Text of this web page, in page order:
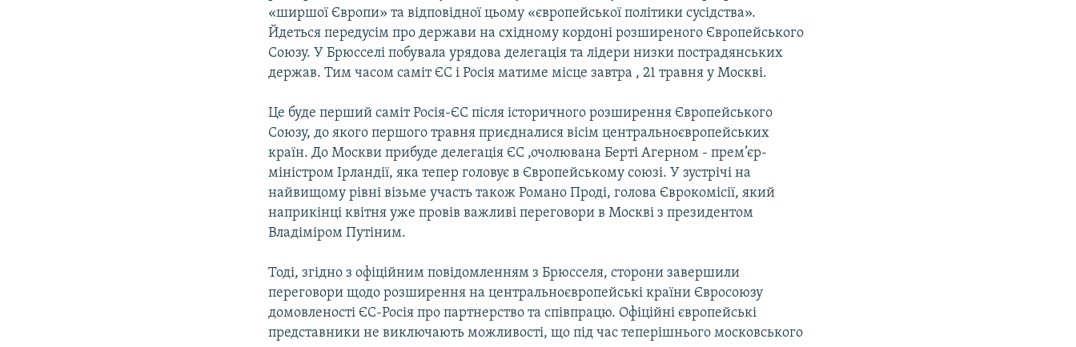
«ширшої Європи» та відповідної цьому «європейської політики сусідства».
Йдеться передусім про держави на східному кордоні розширеного Європейського
Союзу. У Брюсселі побувала урядова делегація та лідери низки пострадянських
держав. Тим часом саміт ЄС і Росія матиме місце завтра , 21 травня у Москві.
Це буде перший саміт Росія-ЄС після історичного розширення Європейського
Союзу, до якого першого травня приєдналися вісім центральноєвропейських
країн. До Москви прибуде делегація ЄС ,очолювана Берті Агерном - прем’єр-
міністром Ірландії, яка тепер головує в Європейському союзі. У зустрічі на
найвищому рівні візьме участь також Романо Проді, голова Єврокомісії, який
наприкінці квітня уже провів важливі переговори в Москві з президентом
Владіміром Путіним.
Тоді, згідно з офіційним повідомленням з Брюсселя, сторони завершили
переговори щодо розширення на центральноєвропейські країни Євросоюзу
домовленості ЄС-Росія про партнерство та співпрацю. Офіційні європейські
представники не виключають можливості, що під час теперішнього московського